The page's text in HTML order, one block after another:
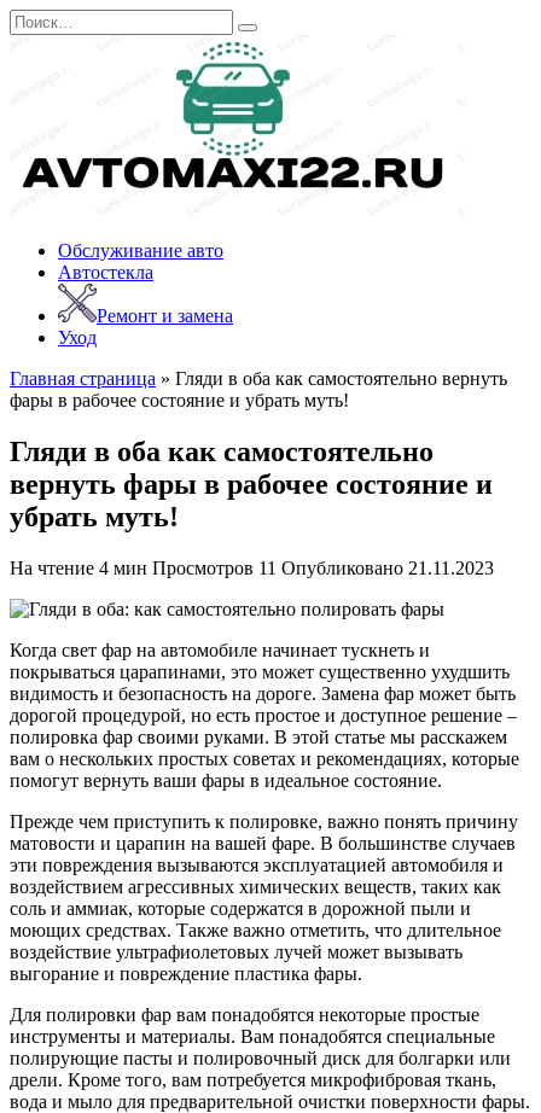
Перейти
к
Search
for:
Обслуживание авто
Автостекла
Ремонт и замена
Уход
Главная страница » Гляди в оба как самостоятельно вернуть
фары в рабочее состояние и убрать муть!
Гляди в оба как самостоятельно
вернуть фары в рабочее состояние и
убрать муть!
На чтение 4 мин Просмотров 11 Опубликовано 21.11.2023
Когда свет фар на автомобиле начинает тускнеть и
покрываться царапинами, это может существенно ухудшить
видимость и безопасность на дороге. Замена фар может быть
дорогой процедурой, но есть простое и доступное решение –
полировка фар своими руками. В этой статье мы расскажем
вам о нескольких простых советах и рекомендациях, которые
помогут вернуть ваши фары в идеальное состояние.
Прежде чем приступить к полировке, важно понять причину
матовости и царапин на вашей фаре. В большинстве случаев
эти повреждения вызываются эксплуатацией автомобиля и
воздействием агрессивных химических веществ, таких как
соль и аммиак, которые содержатся в дорожной пыли и
моющих средствах. Также важно отметить, что длительное
воздействие ультрафиолетовых лучей может вызывать
выгорание и повреждение пластика фары.
Для полировки фар вам понадобятся некоторые простые
инструменты и материалы. Вам понадобятся специальные
полирующие пасты и полировочный диск для болгарки или
дрели. Кроме того, вам потребуется микрофибровая ткань,
вода и мыло для предварительной очистки поверхности фары.